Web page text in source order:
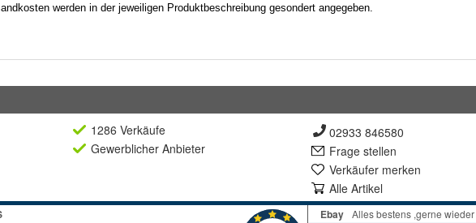
1286 Verkäufe
Gewerblicher Anbieter
02933 846580
Frage stellen
Verkäufer merken
Alle Artikel